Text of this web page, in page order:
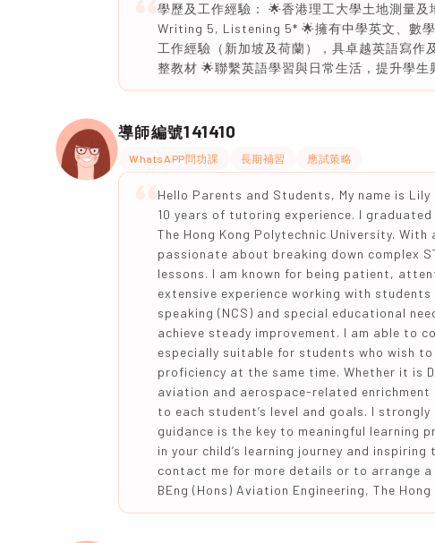
學歷及工作經驗： 🌟香港理工大學土地測量
Writing 5, Listening 5* 🌟擁有中學英文、數
工作經驗（新加坡及荷蘭），具卓越英語寫作
整教材 🌟聯繫英語學習與日常生活，提升學
導師編號141410
WhatsAPP問功課 長期補習 應試策略
Hello Parents and Students, My name is
10 years of tutoring experience. I
The Hong Kong Polytechnic University.
passionate about breaking down complex
lessons. I am known for being patient,
extensive experience working with
speaking (NCS) and special educational
achieve steady improvement. I am able to
especially suitable for students who wish
proficiency at the same time. Whether it is
aviation and aerospace-related
to each student’s level and goals. I
guidance is the key to meaningful learning
in your child’s learning journey and
contact me for more details or to arrange a
BEng (Hons) Aviation Engineering, The